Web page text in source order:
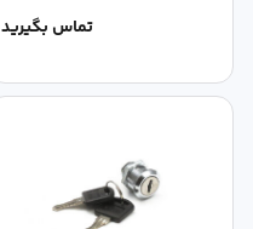
تماس بگیرید